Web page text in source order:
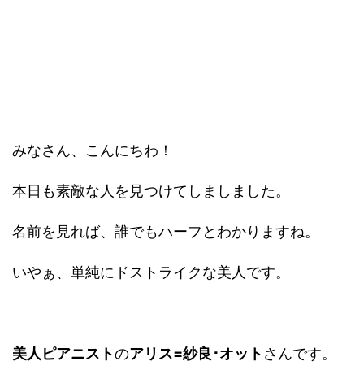
みなさん、こんにちわ！
本日も素敵な人を見つけてしましました。
名前を見れば、誰でもハーフとわかりますね。
いやぁ、単純にドストライクな美人です。
美人ピアニストのアリス=紗良･オット さんです。